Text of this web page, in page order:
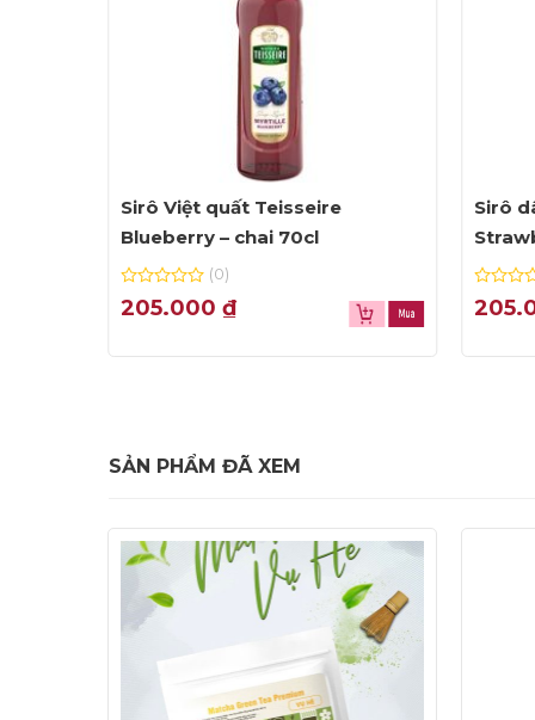
Sirô Việt quất Teisseire
Blueberry – chai 70cl
0
out
5
(0)
205.000₫
Sirô
0
out
5
SẢN PHẨM ĐÃ XEM